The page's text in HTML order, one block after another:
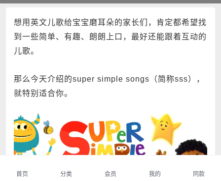
想用英文儿歌给宝宝磨耳朵的家长们，肯定都希望找
到一些简单、有趣、朗朗上口，最好还能跟着互动的
儿歌。
那么今天介绍的super simple songs（简称sss），
就特别适合你。
首页 分类 会员 我的 同款